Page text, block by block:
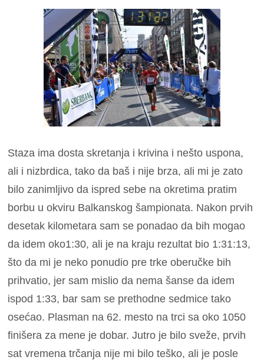
Staza ima dosta skretanja i krivina i nešto uspona,
ali i nizbrdica, tako da baš i nije brza, ali mi je zato
bilo zanimljivo da ispred sebe na okretima pratim
borbu u okviru Balkanskog šampionata. Nakon prvih
desetak kilometara sam se ponadao da bih mogao
da idem oko1:30, ali je na kraju rezultat bio 1:31:13,
što da mi je neko ponudio pre trke oberučke bih
prihvatio, jer sam mislio da nema šanse da idem
ispod 1:33, bar sam se prethodne sedmice tako
osećao. Plasman na 62. mesto na trci sa oko 1050
finišera za mene je dobar. Jutro je bilo sveže, prvih
sat vremena trčanja nije mi bilo teško, ali je posle